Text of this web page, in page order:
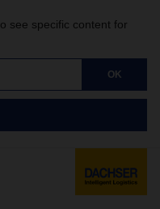
see specific content for
OK